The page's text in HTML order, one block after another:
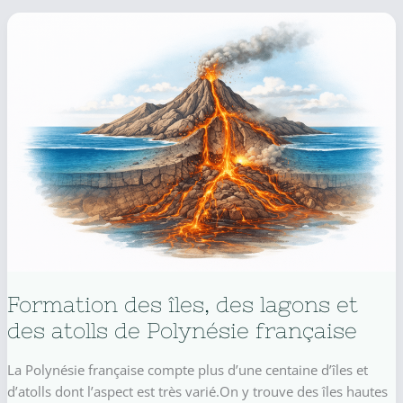
Taha’a
Formation des îles, des lagons et
des atolls de Polynésie française
La Polynésie française compte plus d’une centaine d’îles et
d’atolls dont l’aspect est très varié.On y trouve des îles hautes